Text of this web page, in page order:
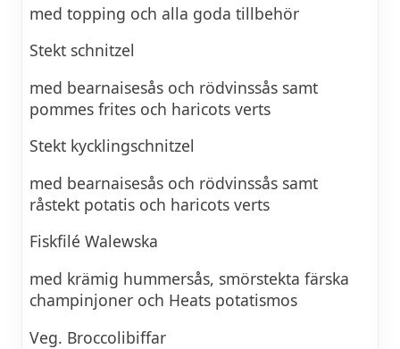
med topping och alla goda tillbehör
Stekt schnitzel
med bearnaisesås och rödvinssås samt
pommes frites och haricots verts
Stekt kycklingschnitzel
med bearnaisesås och rödvinssås samt
råstekt potatis och haricots verts
Fiskfilé Walewska
med krämig hummersås, smörstekta färska
champinjoner och Heats potatismos
Veg. Broccolibiffar